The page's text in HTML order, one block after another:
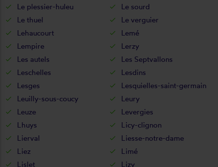
Le plessier-huleu
Le sourd
Le thuel
Le verguier
Lehaucourt
Lemé
Lempire
Lerzy
Les autels
Les Septvallons
Leschelles
Lesdins
Lesges
Lesquielles-saint-germain
Leuilly-sous-coucy
Leury
Leuze
Levergies
Lhuys
Licy-clignon
Lierval
Liesse-notre-dame
Liez
Limé
Lislet
Lizy